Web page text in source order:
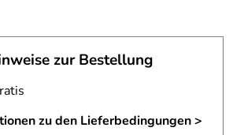
und Schrauben,
Relingstäbe aus 12mm
Edelstahlrohr
Korn 240
Edelstahl V2A
Flachstahl 40 x 10 mm aus
zur Bestellung
zu den Lieferbedingungen >